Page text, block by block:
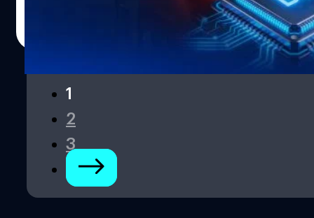
ชาติ (NUH) ประเทศสิงคโปร์ กล่าวว่า การเพิ่มขึ้นของจำนวนผู้
ป่วยโควิด-19 ในช่วงที่ผ่านมานั้นเป็นสิ่งที่คาดการณ์ได้
เนื่องจากไวรัสได้เปลี่ยนสถานะเป็นโรคประจำถิ่นคล้ายกับไข้
หวัดใหญ่ แม้จำนวนผู้ป่วยโควิดในสิงคโปร์ยังคงมีแนวโน้มเพิ่ม
สูงขึ้นเรื่อย ๆ ด้านประเทศไทย กระทรวงสาธารณสุข ได้ออก
แถลงเกี่ยวกับสถานการณ์แพร่ระบาดของโควิด สายพันธุ์
NB.1.8.1 ไว้ว่าเป็นสายพันธุ์หลักในประเทศไทย…
คอมพิวเตอร์ หรือ BCI (Brain-Computer Interface) แบบฝัง
เต็มรูปแบบ ซึ่งถือเป็นความก้าวหน้าครั้งสำคัญในการนำ
เทคโนโลยีระดับสูงที่จีนพัฒนาขึ้นเองมาประยุกต์ใช้ในการ
รักษาผู้ป่วยจริง ความหวังใหม่ของผู้ป่วยอัมพาต อาการ
อัมพาตทั้งตัวที่เกิดจากภาวะไขสันหลังบาดเจ็บ ถือเป็นหนึ่งใน
ปัญหาที่ท้าทายที่สุดในวงการประสาทวิทยา เนื่องจากวิธีการ
ทำกายภาพบำบัดหรือการฟื้นฟูที่มีอยู่ในปัจจุบันยังคงมีข้อ
จำกัด ทำให้ผู้ป่วยหลายรายไม่สามารถฟื้นฟูสมรรถภาพการ
เคลื่อนไหวร่างกายให้กลับมาเป็นปกติได้มากนัก ทำไมต้องเป็น
แบบฝังเต็มรูปแบบ ? โดยปกติแล้ว เทคโนโลยี 'BCI' จะแบ่ง
เทคนิคออกเป็น 3 รูปแบบหลัก ได้แก่ สำหรับการทดลองใน
ครั้งนี้ได้เลือกที่จะใช้เทคโนโลยีแบบฝังเต็มรูปแบบ ซึ่งมีจุดเด่น
1
2
3